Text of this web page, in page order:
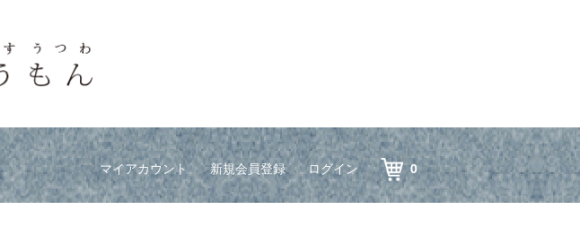
マイアカウント 新規会員登録 ログイン 0